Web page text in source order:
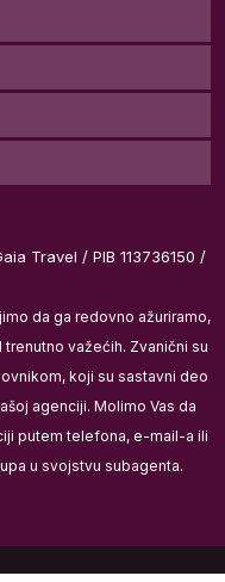
Travel / PIB 113736150 /
da ga redovno ažuriramo,
važećih. Zvanični su
koji su sastavni deo
agenciji. Molimo Vas da
putem telefona, e-mail-a ili
u svojstvu subagenta.